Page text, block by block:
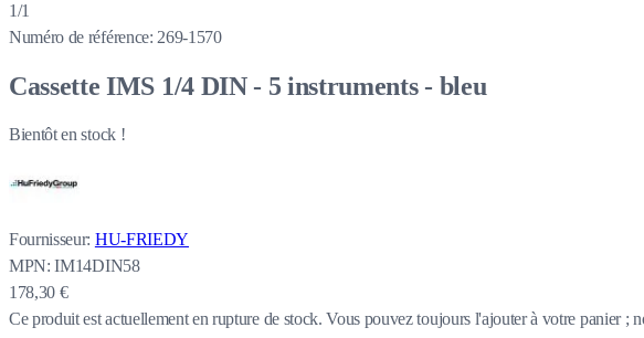
1/1
Numéro de référence: 269-1570
Cassette IMS 1/4 DIN - 5 instruments - bleu
Bientôt en stock !
Fournisseur: HU-FRIEDY
MPN: IM14DIN58
178,30 €
Ce produit est actuellement en rupture de stock. Vous pouvez toujours l'ajouter à votre panier ;